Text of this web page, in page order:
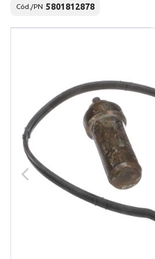
Cód./PN 5801812878